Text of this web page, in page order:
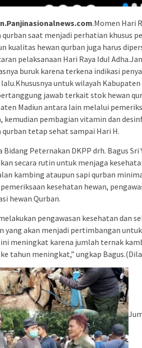
.Momen Hari
qurban saat menjadi perhatian khusus
kualitas hewan qurban juga harus
pelaksanaan Hari Raya Idul
buruk karena terkena indikasi
untuk wilayah
jawab terkait stok hewan
Madiun antara lain melalui
kemudian pembagian vitamin dan
qurban tetap sehat sampai Hari H.
Bidang Peternakan DKPP drh. Bagus
secara rutin untuk menjaga
kambing ataupun sapi qurban
kesehatan hewan,
hewan Qurban.
pengawasan kesehatan dan
yang akan menjadi pertimbangan
meningkat karena jumlah ternak
tahun meningkat,” ungkap